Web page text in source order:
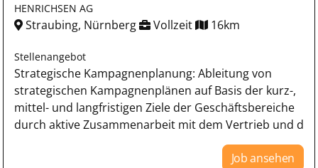
HENRICHSEN AG
Straubing, Nürnberg Vollzeit 16km
Stellenangebot
Strategische Kampagnenplanung: Ableitung von
strategischen Kampagnenplänen auf Basis der kurz-,
mittel- und langfristigen Ziele der Geschäftsbereiche
durch aktive Zusammenarbeit mit dem Vertrieb und d
Job ansehen